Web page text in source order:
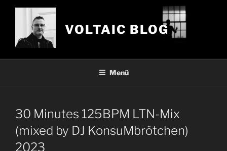
Zum
VOLTAIC BLOG
Menü
30 Minutes 125BPM LTN-Mix
(mixed by DJ KonsuMbrötchen)
2023